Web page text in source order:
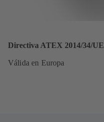
Directiva ATEX 2014/34/UE
Válida en Europa